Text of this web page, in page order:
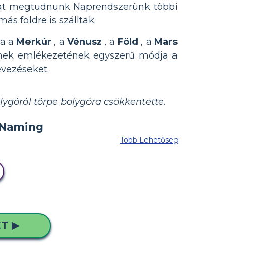
megtudnunk Naprendszerünk többi
földre is szálltak.
a Merkúr , aVénusz , a Föld , a Mars
emlékezetének egyszerű módja a
törpe bolygóra csökkentette.
Több Lehetőség
▶